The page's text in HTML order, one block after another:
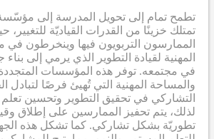
تطمح تمام إلى تحويل المدرسة إلى مؤسّسة
تمتلك خزينًا من القدرات القياديّة للتغيير،
الممارسون التربويون فيها وينخرطون في
المهنية لقيادة التطوير الذي يرمي إلى
في مجتمعه. توفر هذه المؤسسات المتجددة
والمساحة المهنية التي تُهيئ فرصًا لتبادل
التشاركي في تحقيق التطوير وتحسين تعلم
لذلك، يتم تحفيز الممارسين على إطلاق
تطوريّة بشكل تشاركي. كما تشكل هذه